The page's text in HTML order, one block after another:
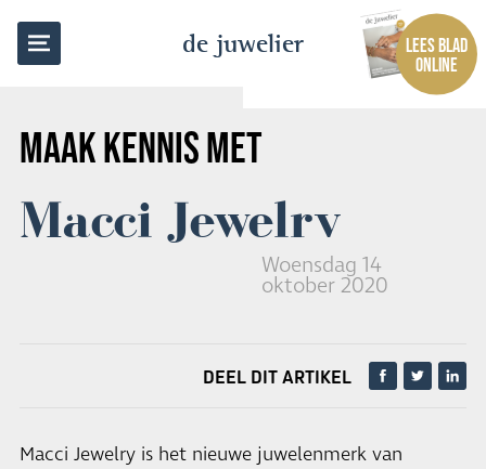
de juwelier
LEES BLAD
ONLINE
MAAK KENNIS MET
Macci Jewelry
Woensdag 14
oktober 2020
TERUG NAAR OVERZICHT
DEEL DIT ARTIKEL
Macci Jewelry is het nieuwe juwelenmerk van